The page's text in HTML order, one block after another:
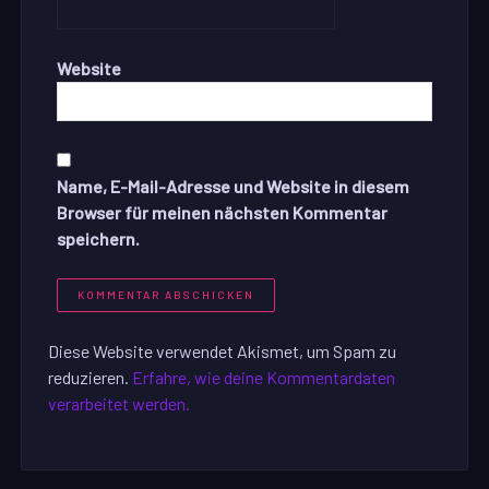
Website
Name, E-Mail-Adresse und Website in diesem
Browser für meinen nächsten Kommentar
speichern.
Diese Website verwendet Akismet, um Spam zu
reduzieren. Erfahre, wie deine Kommentardaten
verarbeitet werden.